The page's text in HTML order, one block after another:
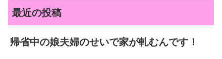
最近の投稿
帰省中の娘夫婦のせいで家が軋むんです！